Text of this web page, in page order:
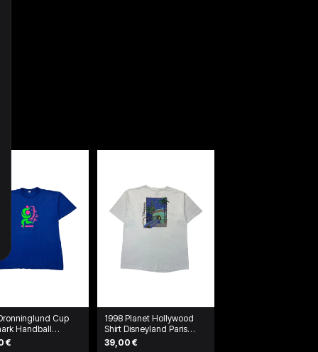
Cup
Handball
T-Shirt Blau
€
1998 Planet Hollywood
Shirt Disneyland Paris
Weiß
39,00 €